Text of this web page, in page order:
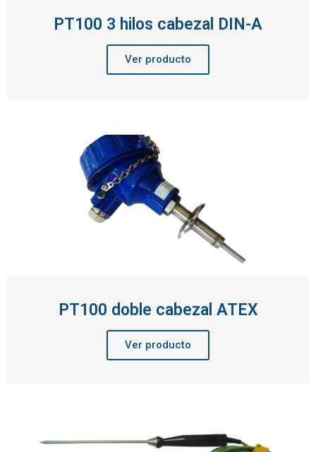
PT100 3 hilos cabezal DIN-A
Ver producto
PT100 doble cabezal ATEX
Ver producto